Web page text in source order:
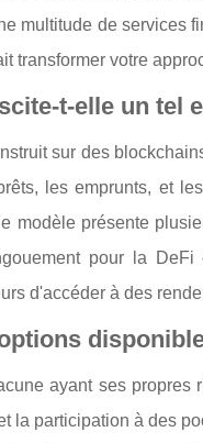
multitude de services
transformer votre
t-elle un tel
sur des
les emprunts, et
modèle présente
pour la
d'accéder à des
ayant ses
la participation à des